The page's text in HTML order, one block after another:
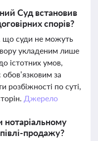
Суд встановив
спорів?
що суди не можуть
укладеним лише
істотних умов,
за
розбіжності по суті,
Джерело
нотаріальному
продажу?